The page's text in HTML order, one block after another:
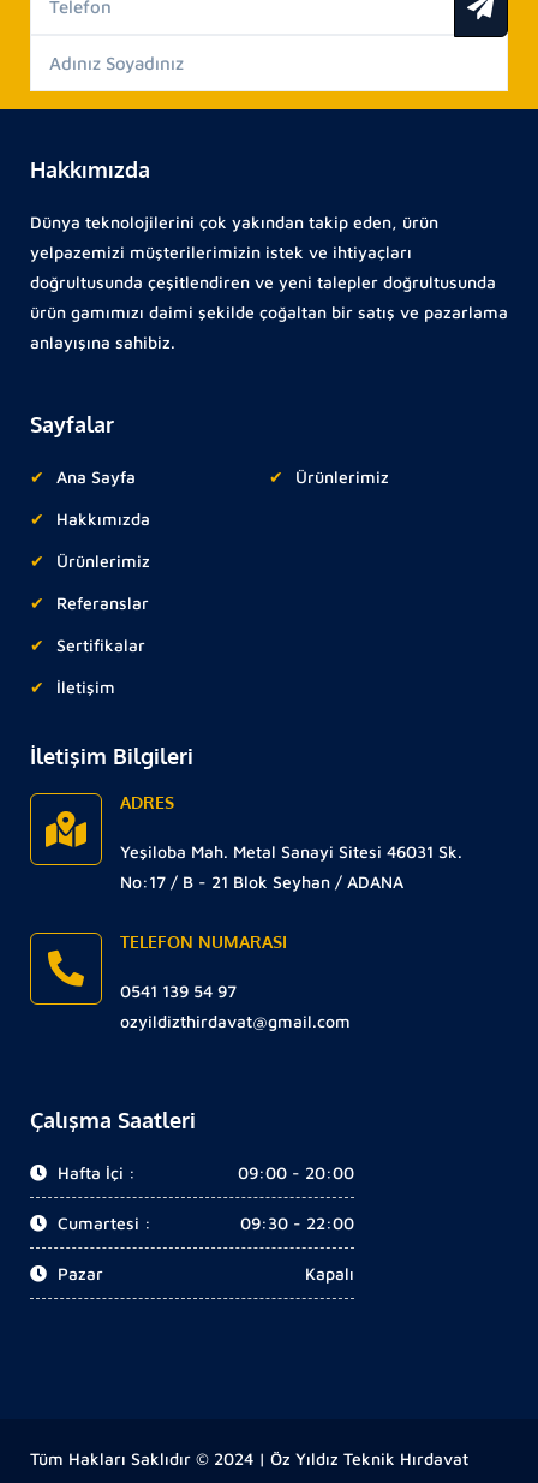
Hakkımızda
Dünya teknolojilerini çok yakından takip eden, ürün
yelpazemizi müşterilerimizin istek ve ihtiyaçları
doğrultusunda çeşitlendiren ve yeni talepler doğrultusunda
ürün gamımızı daimi şekilde çoğaltan bir satış ve pazarlama
anlayışına sahibiz.
Sayfalar
Ana Sayfa
Hakkımızda
Ürünlerimiz
Referanslar
Sertifikalar
İletişim
Ürünlerimiz
İletişim Bilgileri
ADRES
Yeşiloba Mah. Metal Sanayi Sitesi 46031 Sk.
No:17 / B - 21 Blok Seyhan / ADANA
TELEFON NUMARASI
0541 139 54 97
ozyildizthirdavat@gmail.com
Çalışma Saatleri
Hafta İçi : 09:00 - 20:00
Cumartesi : 09:30 - 22:00
Pazar Kapalı
Tüm Hakları Saklıdır © 2024 | Öz Yıldız Teknik Hırdavat